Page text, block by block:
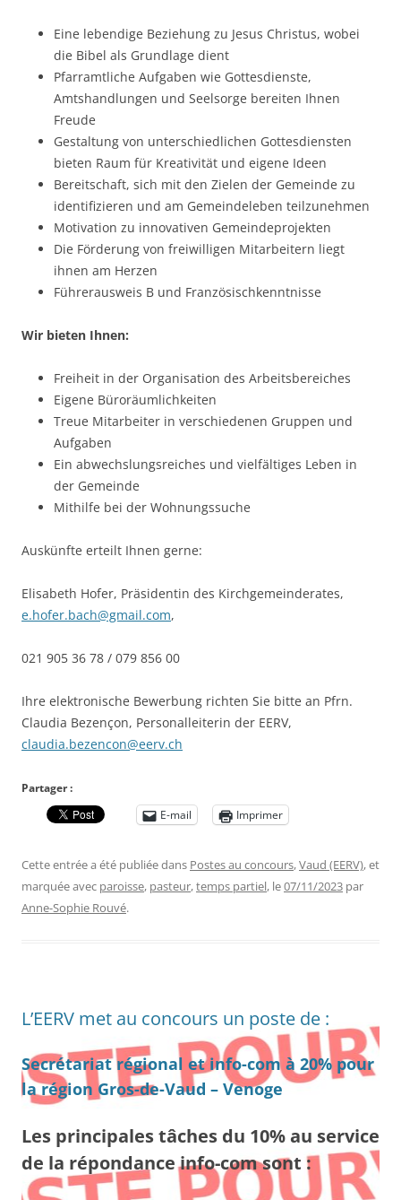
Eine lebendige Beziehung zu Jesus Christus, wobei
die Bibel als Grundlage dient
Pfarramtliche Aufgaben wie Gottesdienste,
Amtshandlungen und Seelsorge bereiten Ihnen
Freude
Gestaltung von unterschiedlichen Gottesdiensten
bieten Raum für Kreativität und eigene Ideen
Bereitschaft, sich mit den Zielen der Gemeinde zu
identifizieren und am Gemeindeleben teilzunehmen
Motivation zu innovativen Gemeindeprojekten
Die Förderung von freiwilligen Mitarbeitern liegt
ihnen am Herzen
Führerausweis B und Französischkenntnisse
Wir bieten Ihnen:
Freiheit in der Organisation des Arbeitsbereiches
Eigene Büroräumlichkeiten
Treue Mitarbeiter in verschiedenen Gruppen und
Aufgaben
Ein abwechslungsreiches und vielfältiges Leben in
der Gemeinde
Mithilfe bei der Wohnungssuche
Auskünfte erteilt Ihnen gerne:
Elisabeth Hofer, Präsidentin des Kirchgemeinderates,
e.hofer.bach@gmail.com,
021 905 36 78 / 079 856 00
Ihre elektronische Bewerbung richten Sie bitte an Pfrn.
Claudia Bezençon, Personalleiterin der EERV,
claudia.bezencon@eerv.ch
Partager :
E-mail
Imprimer
Cette entrée a été publiée dans Postes au concours,Vaud (EERV), et
marquée avec paroisse, pasteur,temps partiel, le07/11/2023 par
Anne-Sophie Rouvé.
L’EERV met au concours un poste de :
Secrétariat régional et info-com à 20% pour
la région Gros-de-Vaud – Venoge
Les principales tâches du 10% au service
de la répondance info-com sont :